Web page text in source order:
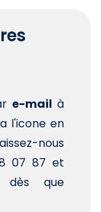
e-mail à
l'icone en
nous
07 87 et
dès que